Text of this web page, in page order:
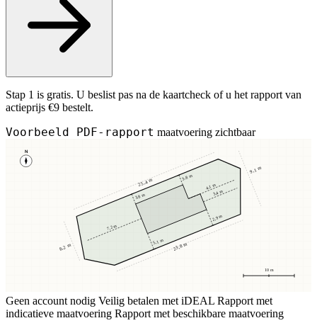
Stap 1 is gratis. U beslist pas na de kaartcheck of u het rapport van
actieprijs €9 bestelt.
Voorbeeld PDF-rapport maatvoering zichtbaar
N
10 m
3,8 m
3,8 m
5,1 m
2,9 m
7,2 m
3,4 m
4,1 m
25,4 m
23,8 m
8,2 m
9,1 m
Geen account nodig Veilig betalen met iDEAL Rapport met
indicatieve maatvoering Rapport met beschikbare maatvoering